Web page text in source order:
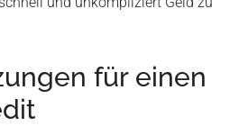
für einen